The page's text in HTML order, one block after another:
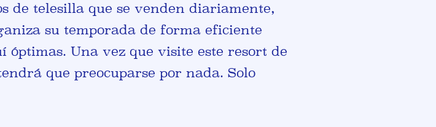
de telesilla que se venden diariamente,
su temporada de forma eficiente
Una vez que visite este resort de
que preocuparse por nada. Solo